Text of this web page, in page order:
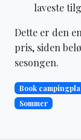
laveste
Dette er den
pris, siden
sesongen.
Book
Sommer